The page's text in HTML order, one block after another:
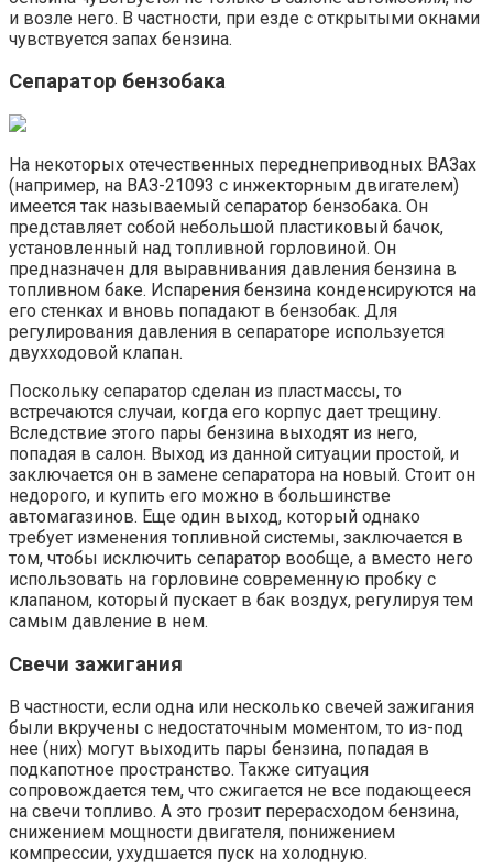
и возле него. В частности, при езде с открытыми окнами
чувствуется запах бензина.
Сепаратор бензобака
На некоторых отечественных переднеприводных ВАЗах
(например, на ВАЗ-21093 с инжекторным двигателем)
имеется так называемый сепаратор бензобака. Он
представляет собой небольшой пластиковый бачок,
установленный над топливной горловиной. Он
предназначен для выравнивания давления бензина в
топливном баке. Испарения бензина конденсируются на
его стенках и вновь попадают в бензобак. Для
регулирования давления в сепараторе используется
двухходовой клапан.
Поскольку сепаратор сделан из пластмассы, то
встречаются случаи, когда его корпус дает трещину.
Вследствие этого пары бензина выходят из него,
попадая в салон. Выход из данной ситуации простой, и
заключается он в замене сепаратора на новый. Стоит он
недорого, и купить его можно в большинстве
автомагазинов. Еще один выход, который однако
требует изменения топливной системы, заключается в
том, чтобы исключить сепаратор вообще, а вместо него
использовать на горловине современную пробку с
клапаном, который пускает в бак воздух, регулируя тем
самым давление в нем.
Свечи зажигания
В частности, если одна или несколько свечей зажигания
были вкручены с недостаточным моментом, то из-под
нее (них) могут выходить пары бензина, попадая в
подкапотное пространство. Также ситуация
сопровождается тем, что сжигается не все подающееся
на свечи топливо. А это грозит перерасходом бензина,
снижением мощности двигателя, понижением
компрессии, ухудшается пуск на холодную.